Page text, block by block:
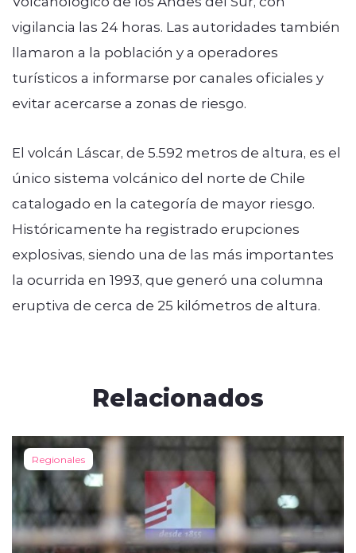
vigilancia las 24 horas. Las autoridades también
llamaron a la población y a operadores
turísticos a informarse por canales oficiales y
evitar acercarse a zonas de riesgo.
El volcán Láscar, de 5.592 metros de altura, es el
único sistema volcánico del norte de Chile
catalogado en la categoría de mayor riesgo.
Históricamente ha registrado erupciones
explosivas, siendo una de las más importantes
la ocurrida en 1993, que generó una columna
eruptiva de cerca de 25 kilómetros de altura.
Relacionados
Regionales